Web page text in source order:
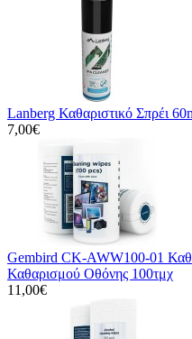
Lanberg Καθαριστικό Σπρέι
7,00€
Gembird CK-AWW100-01
Καθαρισμού Οθόνης 100τμχ
11,00€